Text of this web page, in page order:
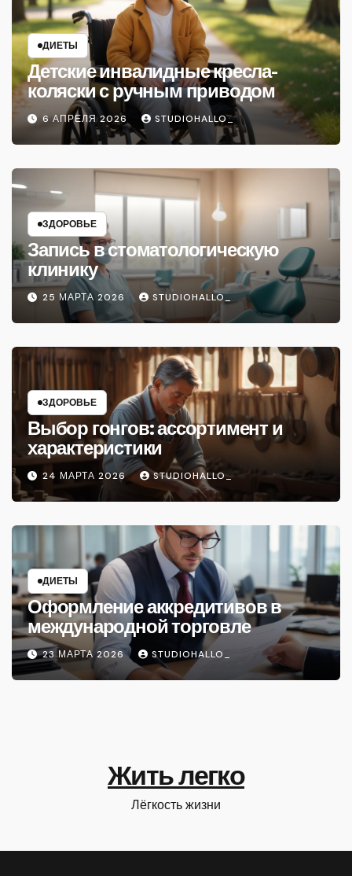
ДИЕТЫ
Детские инвалидные кресла-
коляски с ручным приводом
6 АПРЕЛЯ 2026 STUDIOHALLO_
ЗДОРОВЬЕ
Запись в стоматологическую
клинику
25 МАРТА 2026 STUDIOHALLO_
ЗДОРОВЬЕ
Выбор гонгов: ассортимент и
характеристики
24 МАРТА 2026 STUDIOHALLO_
ДИЕТЫ
Оформление аккредитивов в
международной торговле
23 МАРТА 2026 STUDIOHALLO_
Жить легко
Лёгкость жизни